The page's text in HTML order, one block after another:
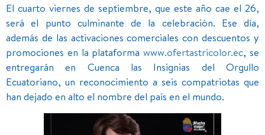
El cuarto viernes de septiembre, que este año cae el 26,
será el punto culminante de la celebración. Ese día,
además de las activaciones comerciales con descuentos y
promociones en la plataformawww.ofertastricolor.ec, se
entregarán en Cuenca las Insignias del Orgullo
Ecuatoriano, un reconocimiento a seis compatriotas que
han dejado en alto el nombre del país en el mundo.